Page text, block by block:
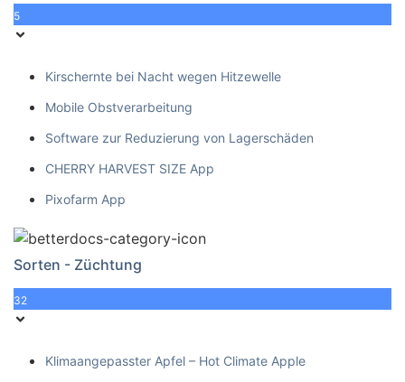
5
Kirschernte bei Nacht wegen Hitzewelle
Mobile Obstverarbeitung
Software zur Reduzierung von Lagerschäden
CHERRY HARVEST SIZE App
Pixofarm App
Sorten - Züchtung
32
Klimaangepasster Apfel – Hot Climate Apple